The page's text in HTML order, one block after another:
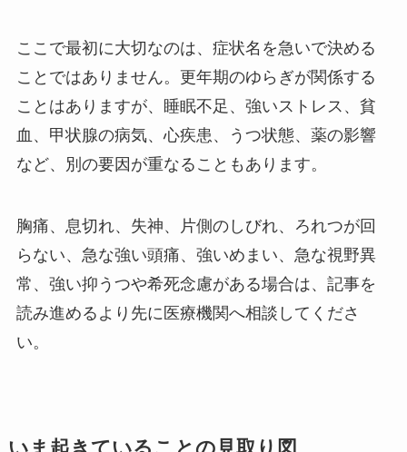
ここで最初に大切なのは、症状名を急いで決める
ことではありません。更年期のゆらぎが関係する
ことはありますが、睡眠不足、強いストレス、貧
血、甲状腺の病気、心疾患、うつ状態、薬の影響
など、別の要因が重なることもあります。
胸痛、息切れ、失神、片側のしびれ、ろれつが回
らない、急な強い頭痛、強いめまい、急な視野異
常、強い抑うつや希死念慮がある場合は、記事を
読み進めるより先に医療機関へ相談してくださ
い。